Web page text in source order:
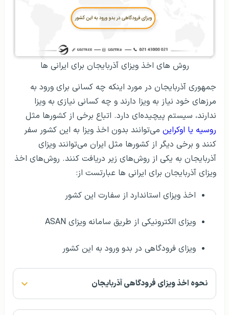
روش‌ های اخذ ویزای آذربایجان برای ایرانی ها
جمهوری آذربایجان در مورد اینکه چه کسانی برای ورود به
مرزهای خود نیاز به ویزا دارند و چه کسانی نیازی به ویزا
ندارند، سیستم پیچیده‌ای دارد. اتباع برخی از کشورها مثل
روسیه یا اوکراین می‌توانند بدون اخذ ویزا به این کشور سفر
کنند و برخی دیگر از کشورها مثل ایران می‌توانند ویزای
آذربایجان به یکی از روش‌های زیر دریافت کنند. روش‌های اخذ
ویزای آذربایجان برای ایرانی ها عبارتست از:
اخذ ویزای استاندارد از سفارت این کشور
ویزای الکترونیکی از طریق سامانه ویزای ASAN
ویزای فرودگاهی در بدو ورود به این کشور
نحوه اخذ ویزای فرودگاهی آذربایجان